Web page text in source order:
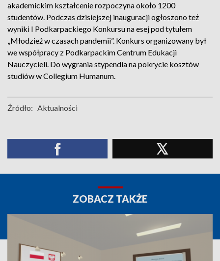
akademickim kształcenie rozpoczyna około 1200
studentów. Podczas dzisiejszej inauguracji ogłoszono też
wyniki I Podkarpackiego Konkursu na esej pod tytułem
„Młodzież w czasach pandemii”. Konkurs organizowany był
we współpracy z Podkarpackim Centrum Edukacji
Nauczycieli. Do wygrania stypendia na pokrycie kosztów
studiów w Collegium Humanum.
Źródło: Aktualności
ZOBACZ TAKŻE